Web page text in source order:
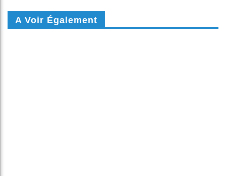
A Voir Également